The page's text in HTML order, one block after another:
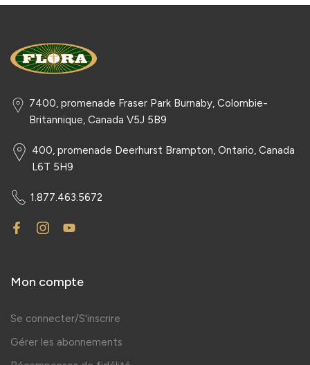
7400, promenade Fraser Park Burnaby, Colombie-
Britannique, Canada V5J 5B9
400, promenade Deerhurst Brampton, Ontario, Canada
L6T 5H9
1.877.463.5672
Mon compte
Se connecter/S'inscrire
Gérer les abonnements